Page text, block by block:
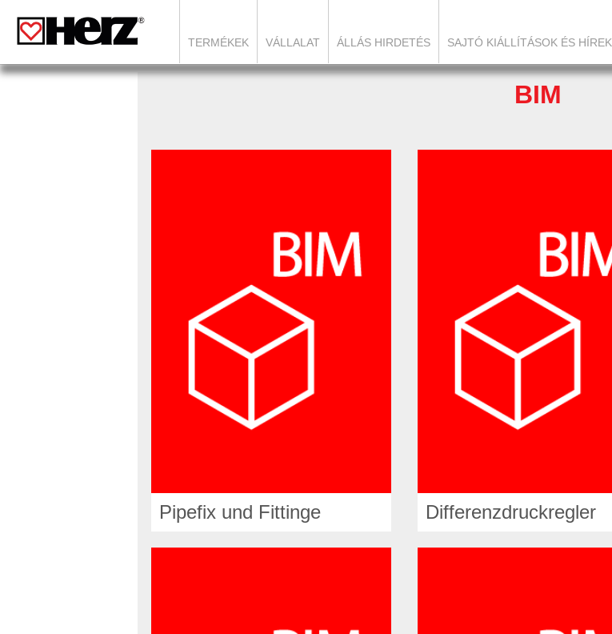
TERMÉKEK VÁLLALAT ÁLLÁS HIRDETÉS SAJTÓ KIÁLLÍTÁSOK ÉS HÍREK
BIM
Pipefix und Fittinge Differenzdruckregler